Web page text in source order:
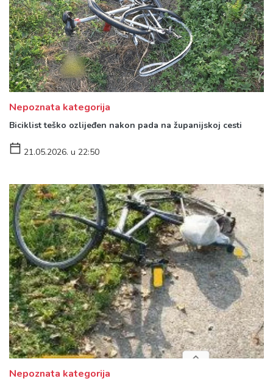
Nepoznata kategorija
Biciklist teško ozlijeđen nakon pada na županijskoj cesti
21.05.2026. u 22:50
Nepoznata kategorija